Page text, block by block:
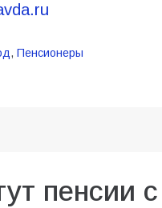
, Пенсионеры
пенсии